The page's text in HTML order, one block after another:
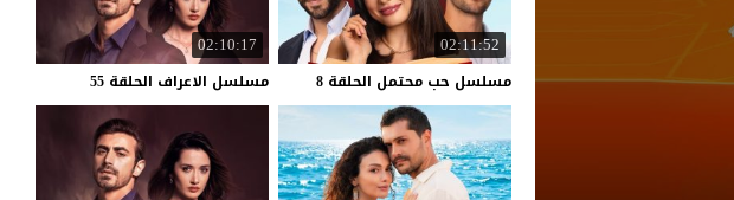
02:11:52
مسلسل حب محتمل الحلقة 8
02:10:17
مسلسل الاعراف الحلقة 55